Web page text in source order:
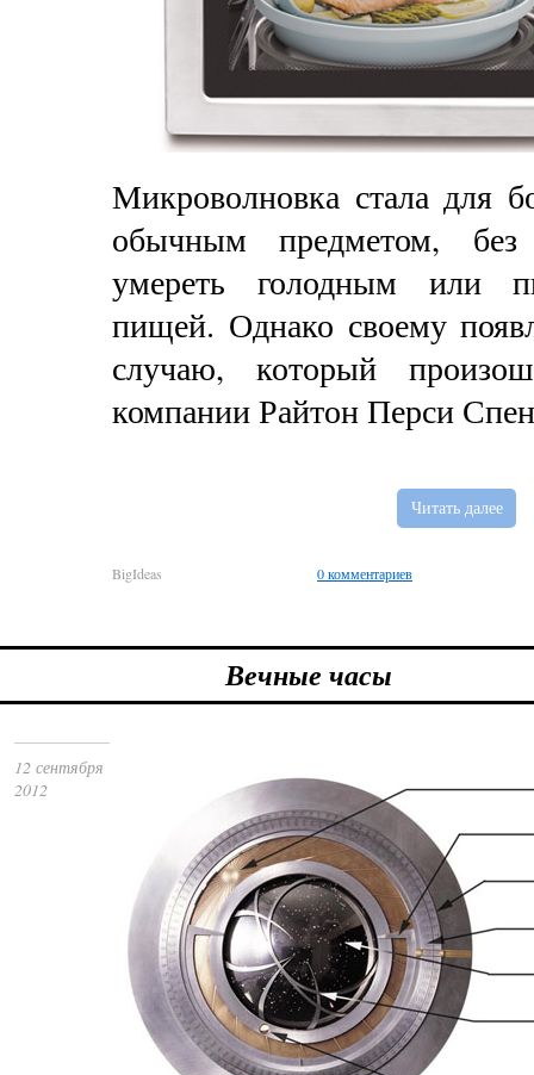
Микроволновка стала для
обычным предметом,
умереть голодным или
пищей. Однако своему
случаю, который
компании Райтон Перси
Читать далее
BigIdeas 0 комментариев
Вечные часы
12 сентября
2012